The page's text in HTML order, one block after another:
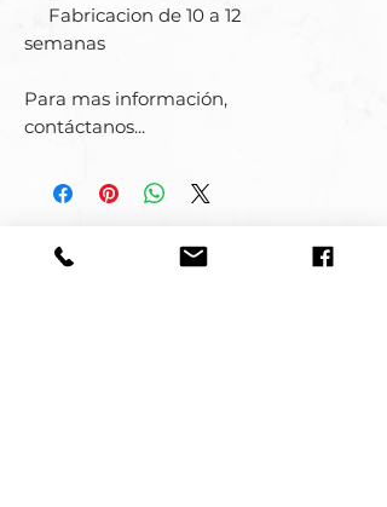
Fabricacion de 10 a 12
semanas
Para mas información,
contáctanos...